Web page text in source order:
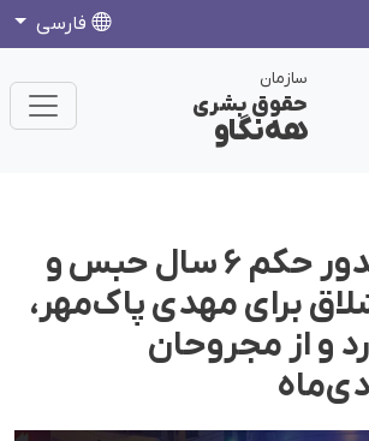
فارسی
سازمان
حقوق بشری
هەنگاو
بجنورد؛ صدور حکم ۶ سال حبس و
شلاق برای مهدی پاک‌مهر،
و از مجروحان